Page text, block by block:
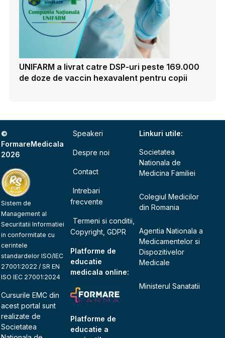
UNIFARM a livrat catre DSP-uri peste 169.000
de doze de vaccin hexavalent pentru copii
©
FormareMedicala
2026
Sistem de
Management al
Securitatii Informatiei
in conformitate cu
cerintele
standardelor ISO/IEC
27001:2022 / SR EN
ISO IEC 27001:2024
Cursurile EMC din
acest portal sunt
realizate de
Societatea
Speakeri
Despre noi
Contact
Intrebari
frecvente
Termeni si conditii,
Copyright, GDPR
Platforme de
educatie
medicala online:
Platforme de
educatie a
Linkuri utile:
Societatea
Nationala de
Medicina Familiei
Colegiul Medicilor
din Romania
Agentia Nationala a
Medicamentelor si
Dispozitivelor
Medicale
Ministerul Sanatatii